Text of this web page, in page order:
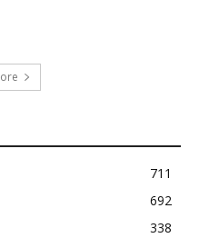
711
692
338